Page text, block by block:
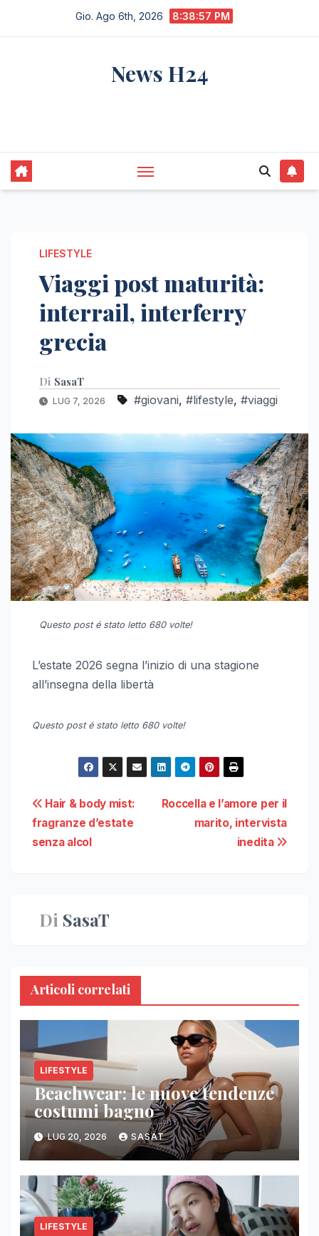
Gio. Ago 6th, 2026 8:38:57 PM
News H24
LIFESTYLE
Viaggi post maturità:
interrail, interferry
grecia
Di SasaT
LUG 7, 2026 #giovani, #lifestyle, #viaggi
Questo post é stato letto 680 volte!
L’estate 2026 segna l’inizio di una stagione
all’insegna della libertà
Questo post é stato letto 680 volte!
Navigazione
articoli
Roccella e l’amore per il
marito, intervista
inedita
Hair & body mist:
fragranze d’estate
senza alcol
Di SasaT
Articoli correlati
LIFESTYLE
Beachwear: le nuove tendenze
costumi bagno
LUG 20, 2026 SASAT
LIFESTYLE